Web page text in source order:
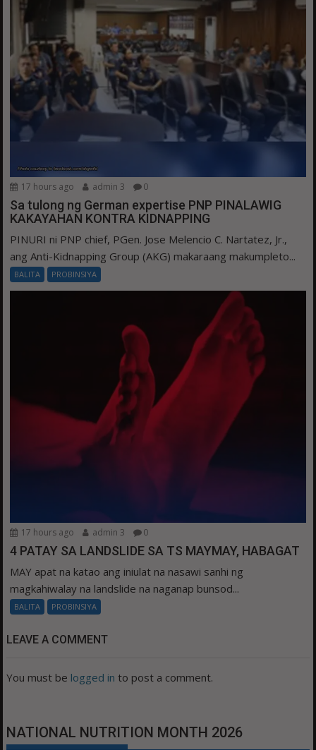
17 hours ago admin 3 0
Sa tulong ng German expertise PNP PINALAWIG
KAKAYAHAN KONTRA KIDNAPPING
PINURI ni PNP chief, PGen. Jose Melencio C. Nartatez, Jr.,
ang Anti-Kidnapping Group (AKG) makaraang makumpleto...
BALITA PROBINSIYA
17 hours ago admin 3 0
4 PATAY SA LANDSLIDE SA TS MAYMAY, HABAGAT
MAY apat na katao ang iniulat na nasawi sanhi ng
magkahiwalay na landslide na naganap bunsod...
BALITA PROBINSIYA
LEAVE A COMMENT
You must be logged in to post a comment.
NATIONAL NUTRITION MONTH 2026